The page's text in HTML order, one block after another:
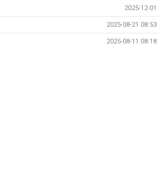
2025-12-01
2025-08-21 08:53
2025-08-11 08:18